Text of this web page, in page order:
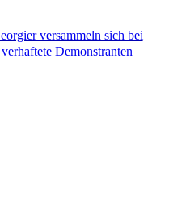
versammeln sich bei
Demonstranten